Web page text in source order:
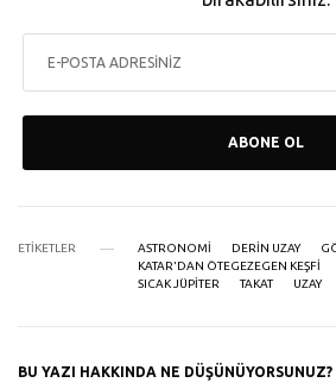
ABONE OL
ETIKETLER ASTRONOMI DERIN UZAY
KATAR'DAN ÖTEGEZEGEN KEŞFI
SICAK JÜPITER
TAKAT UZAY
BU YAZI HAKKINDA NE DÜŞÜNÜYORSUNUZ?